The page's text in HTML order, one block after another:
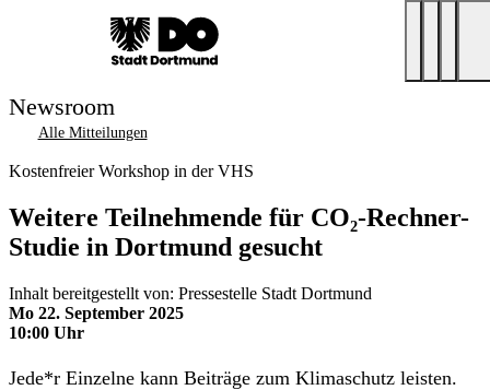
Newsroom
Alle Mitteilungen
Kostenfreier Workshop in der VHS
Weitere Teilnehmende für CO₂-Rechner-
Studie in Dortmund gesucht
Inhalt bereitgestellt von: Pressestelle Stadt Dortmund
Mo 22. September 2025
10:00 Uhr
Jede*r Einzelne kann Beiträge zum Klimaschutz leisten.